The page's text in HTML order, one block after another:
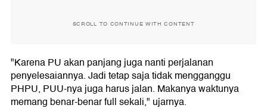
SCROLL TO CONTINUE WITH CONTENT
"Karena PU akan panjang juga nanti perjalanan
penyelesaiannya. Jadi tetap saja tidak mengganggu
PHPU, PUU-nya juga harus jalan. Makanya waktunya
memang benar-benar full sekali," ujarnya.